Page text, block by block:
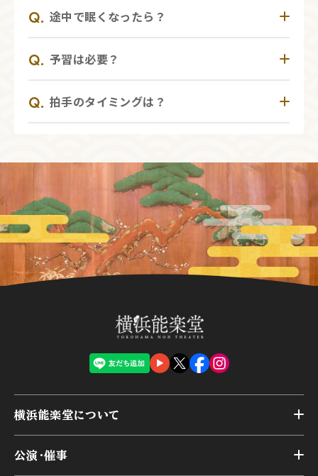
途中で眠くなったら？
能の謡や囃子にはリラックス効果（α波）があると
言われています。心地よくリラックスできている証
拠ですので、安心してください。眠りたくない場合
予習は必要？
楽しめます。
基本はご自身の感性で楽しんでOKです。内容を把握
拍手のタイミングは？
拍手のタイミングに特に決まりはありません。ご自
身のタイミングで気持ちを表していただいて良いと
思います。一方で、能は舞台の余韻を楽しむ芸能で
もあり、公演によっては、感動のあまり拍手が一切
おきないことや、主催者が拍手のタイミングを要望
することもあります。一般的には、役者がすべて舞
台から退場したタイミングであれば問題がないと思
横浜能楽堂について
公演・催事